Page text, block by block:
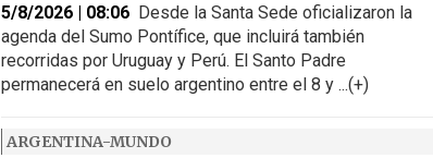
5/8/2026 | 08:06 Desde la Santa Sede oficializaron la
agenda del Sumo Pontífice, que incluirá también
recorridas por Uruguay y Perú. El Santo Padre
permanecerá en suelo argentino entre el 8 y ...(+)
ARGENTINA-MUNDO